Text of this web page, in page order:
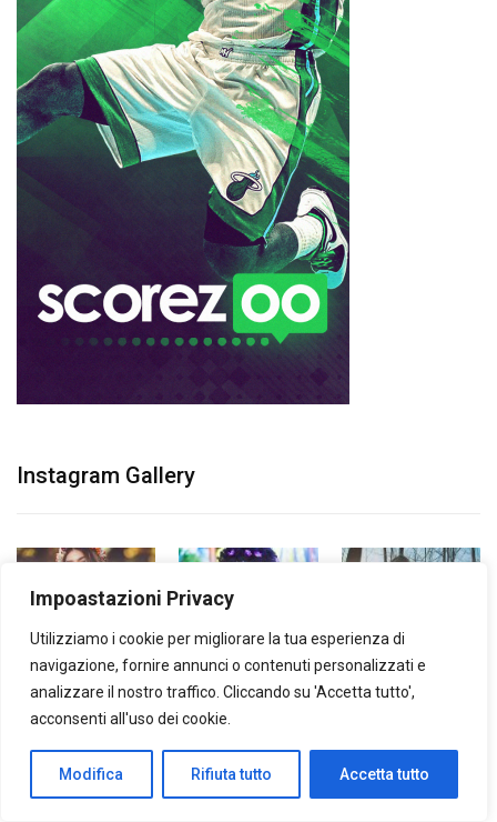
Impoastazioni Privacy
Utilizziamo i cookie per migliorare la tua esperienza di
navigazione, fornire annunci o contenuti personalizzati e
analizzare il nostro traffico. Cliccando su 'Accetta tutto',
acconsenti all'uso dei cookie.
Modifica Rifiuta tutto Accetta tutto
Instagram Gallery